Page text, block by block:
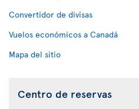
Convertidor de divisas
Vuelos económicos a Canadá
Mapa del sitio
Centro de reservas